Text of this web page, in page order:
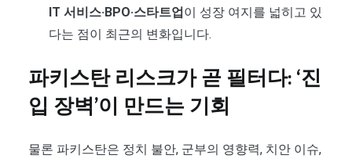
IT 서비스·BPO·스타트업이 성장 여지를 넓히고 있
다는 점이 최근의 변화입니다.
파키스탄 리스크가 곧 필터다: ‘진
입 장벽’이 만드는 기회
물론 파키스탄은 정치 불안, 군부의 영향력, 치안 이슈,